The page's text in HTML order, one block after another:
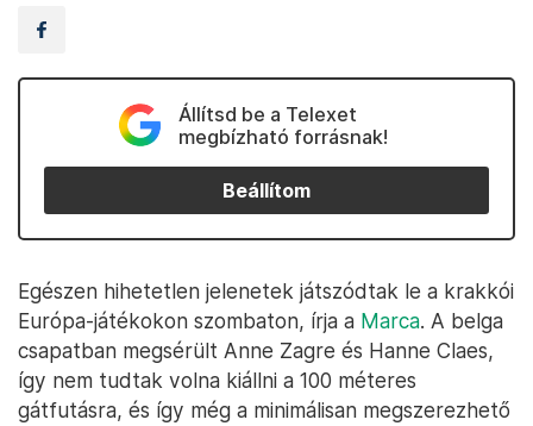
Állítsd be a Telexet
megbízható forrásnak!
Beállítom
Egészen hihetetlen jelenetek játszódtak le a krakkói
Európa-játékokon szombaton, írja a Marca. A belga
csapatban megsérült Anne Zagre és Hanne Claes,
így nem tudtak volna kiállni a 100 méteres
gátfutásra, és így még a minimálisan megszerezhető